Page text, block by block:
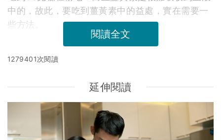
中的，故此，要吃到薑黃素中的益處，實在需要一
些方法。
閱讀全文
1279401次閱讀
延伸閱讀